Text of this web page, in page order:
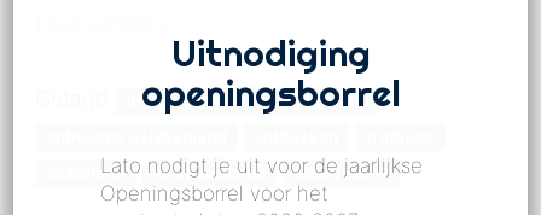
bestemmingen
Griekenland
vasteland
volksverhalen weet je dat?
Uitnodiging
openingsborrel
Lato nodigt je uit voor de jaarlijkse
Openingsborrel voor het